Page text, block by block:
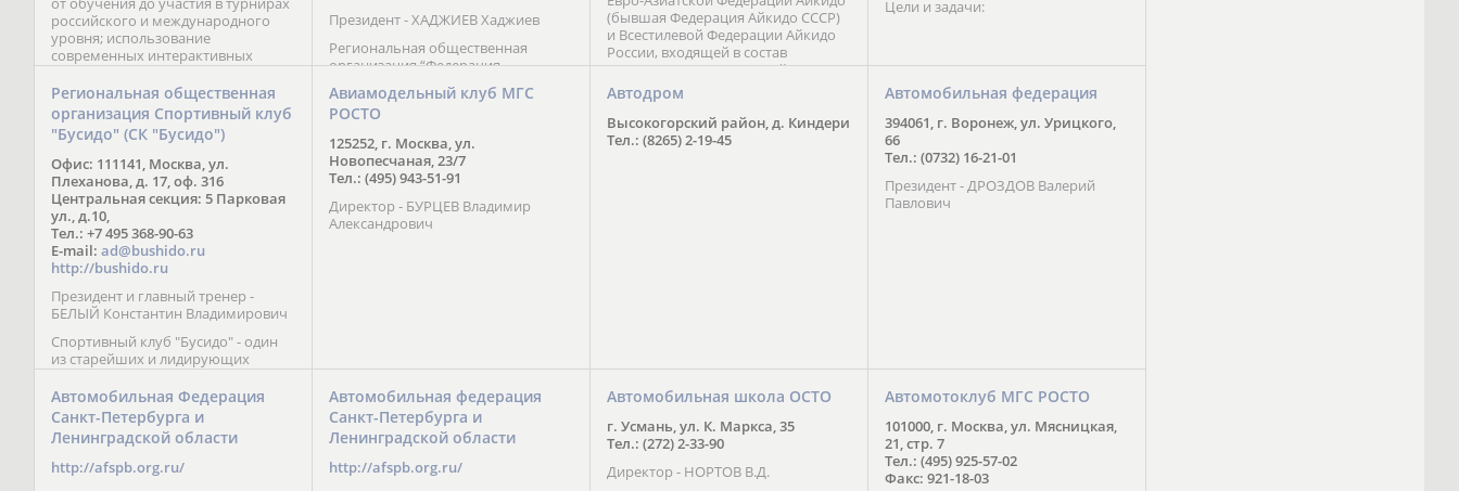
российского и международного
уровня; использование
современных интерактивных
методик подачи материала;
обучение на русском и английском
языках; специалисты с опытом
преподавания более 20 лет;
направленность на общее
развитие ребенка: проведение
творческих мастер-классов, уроков
по истории и литературе,
организация регулярных
шахматных сборов на спортивных
базах и в детских лагерях,
проведение встреч с выдающимися
шахматистами; корпоративное
обучение; онлайн обучение в
форме вебинаров и
индивидуальных занятий, круглые
столы российских и
международных тренеров,
трансляция мероприятий и
турниров.
Президент - ХАДЖИЕВ Хаджиев
Региональная общественная
организация “Федерация
парусного спорта” Чеченской
Республики начала свою
деятельность в декабре 2016 года.
Миссия федерации состоит в
популяризации парусного спорта,
привлечении и содействии
развитию спорта в этом регионе и
спортсменов на российских и
международных соревнованиях.
(бывшая Федерация Айкидо СССР)
и Всестилевой Федерации Айкидо
России, входящей в состав
Национального Совета Айкидо
России, президентом которого
является С. В. Киреенко
Цели и задачи:
Региональная общественная
организация Спортивный клуб
"Бусидо" (СК "Бусидо")
Офис: 111141, Москва, ул.
Плеханова, д. 17, оф. 316
Центральная секция: 5 Парковая
ул., д.10,
Тел.: +7 495 368-90-63
E-mail: ad@bushido.ru
http://bushido.ru
Президент и главный тренер -
БЕЛЫЙ Константин Владимирович
Спортивный клуб "Бусидо" - один
из старейших и лидирующих
клубов России, изучающих и
развивающих различные боевые
искусства и, прежде всего, каратэ
Кёкусинкай - первого в мире стиля
контактного каратэ, получившего
огромное развитие во всем
мире. Однако, спектр интересов
Авиамодельный клуб МГС
РОСТО
125252, г. Москва, ул.
Новопесчаная, 23/7
Тел.: (495) 943-51-91
Директор - БУРЦЕВ Владимир
Александрович
Автодром
Высокогорский район, д. Киндери
Тел.: (8265) 2-19-45
Автомобильная федерация
394061, г. Воронеж, ул. Урицкого,
66
Тел.: (0732) 16-21-01
Президент - ДРОЗДОВ Валерий
Павлович
Автомобильная Федерация
Санкт-Петербурга и
Ленинградской области
http://afspb.org.ru/
Автомобильная федерация
Санкт-Петербурга и
Ленинградской области
http://afspb.org.ru/
Автомобильная школа ОСТО
г. Усмань, ул. К. Маркса, 35
Тел.: (272) 2-33-90
Директор - НОРТОВ В.Д.
Автомотоклуб МГС РОСТО
101000, г. Москва, ул. Мясницкая,
21, стр. 7
Тел.: (495) 925-57-02
Факс: 921-18-03